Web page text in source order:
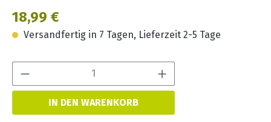
Regulärer Preis:
18,99 €
Versandfertig in 7 Tagen, Lieferzeit 2-5 Tage
IN DEN WARENKORB